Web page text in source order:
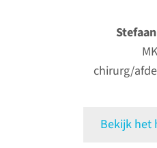
chirurg/
Bekijk het